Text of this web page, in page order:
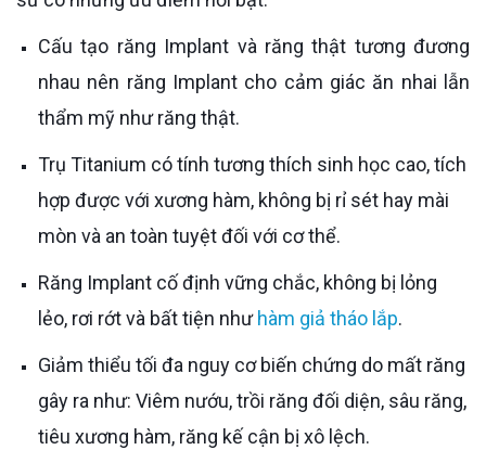
Cấu tạo răng Implant và răng thật tương đương
nhau nên răng Implant cho cảm giác ăn nhai lẫn
thẩm mỹ như răng thật.
Trụ Titanium có tính tương thích sinh học cao, tích
hợp được với xương hàm, không bị rỉ sét hay mài
mòn và an toàn tuyệt đối với cơ thể.
Răng Implant cố định vững chắc, không bị lỏng
lẻo, rơi rớt và bất tiện như hàm giả tháo lắp.
Giảm thiểu tối đa nguy cơ biến chứng do mất răng
gây ra như: Viêm nướu, trồi răng đối diện, sâu răng,
tiêu xương hàm, răng kế cận bị xô lệch.